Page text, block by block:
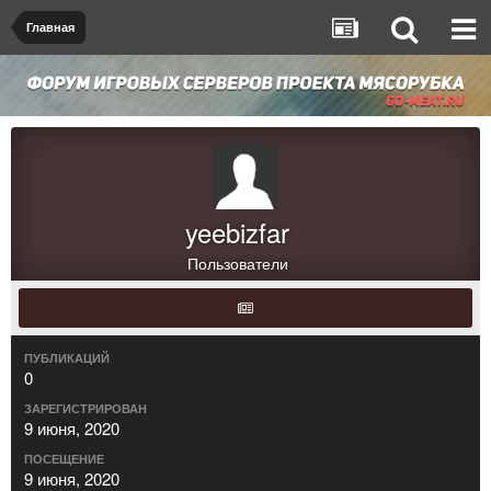
Главная
yeebizfar
Пользователи
ПУБЛИКАЦИЙ
0
ЗАРЕГИСТРИРОВАН
9 июня, 2020
ПОСЕЩЕНИЕ
9 июня, 2020